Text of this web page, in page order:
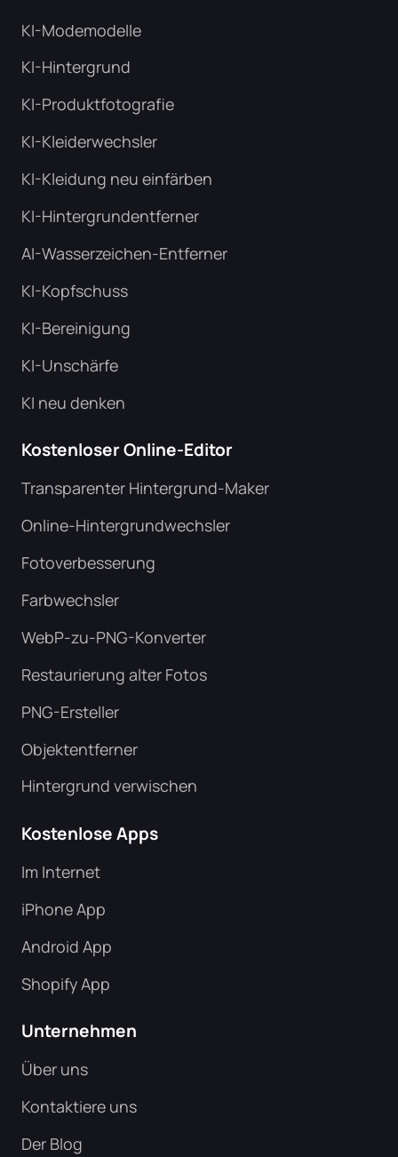
KI-Modemodelle
KI-Hintergrund
KI-Produktfotografie
KI-Kleiderwechsler
KI-Kleidung neu einfärben
KI-Hintergrundentferner
AI-Wasserzeichen-Entferner
KI-Kopfschuss
KI-Bereinigung
KI-Unschärfe
KI neu denken
Kostenloser Online-Editor
Transparenter Hintergrund-Maker
Online-Hintergrundwechsler
Fotoverbesserung
Farbwechsler
WebP-zu-PNG-Konverter
Restaurierung alter Fotos
PNG-Ersteller
Objektentferner
Hintergrund verwischen
Kostenlose Apps
Im Internet
iPhone App
Android App
Shopify App
Unternehmen
Über uns
Kontaktiere uns
Der Blog